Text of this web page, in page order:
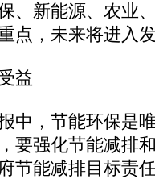
、新能源、农业
点，未来将进入
益
，节能环保是
要强化节能减排
节能减排目标责